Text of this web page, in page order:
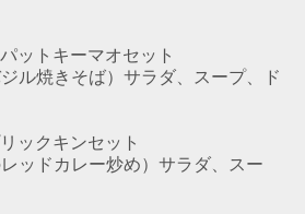
ットキーマオセット
そば）サラダ、スープ、ド
ックキンセット
レー炒め）サラダ、スー